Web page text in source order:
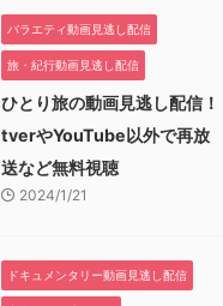
バラエティ動画見逃し配信
旅・紀行動画見逃し配信
ひとり旅の動画見逃し配信！
tverやYouTube以外で再放
送など無料視聴
2024/1/21
ドキュメンタリー動画見逃し配信